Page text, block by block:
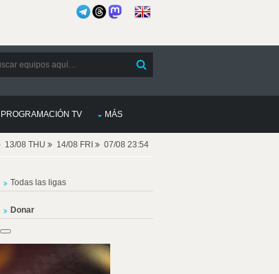
PROGRAMACIÓN TV MÁS
13/08 THU 14/08 FRI 07/08 23:54
Todas las ligas
Donar